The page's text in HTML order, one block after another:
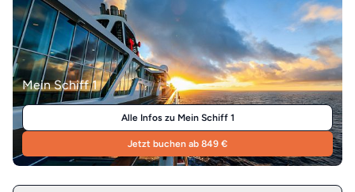
Mein Schiff 1
Alle Infos zu Mein Schiff 1
Jetzt buchen ab 849 €